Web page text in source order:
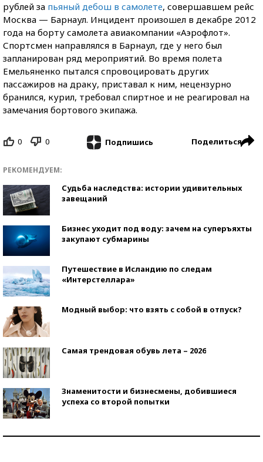
рублей за пьяный дебош в самолете, совершавшем рейс
Москва — Барнаул. Инцидент произошел в декабре 2012
года на борту самолета авиакомпании «Аэрофлот».
Спортсмен направлялся в Барнаул, где у него был
запланирован ряд мероприятий. Во время полета
Емельяненко пытался спровоцировать других
пассажиров на драку, приставал к ним, нецензурно
бранился, курил, требовал спиртное и не реагировал на
замечания бортового экипажа.
0 0 Подпишись Поделиться
РЕКОМЕНДУЕМ:
Судьба наследства: истории удивительных
завещаний
Бизнес уходит под воду: зачем на суперъяхты
закупают субмарины
Путешествие в Исландию по следам
«Интерстеллара»
Модный выбор: что взять с собой в отпуск?
Самая трендовая обувь лета – 2026
Знаменитости и бизнесмены, добившиеся
успеха со второй попытки